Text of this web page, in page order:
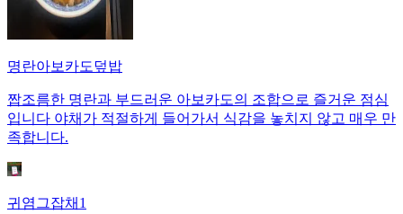
명란아보카도덮밥
짭조름한 명란과 부드러운 아보카도의 조합으로 즐거운 점심
입니다 야채가 적절하게 들어가서 식감을 놓치지 않고 매우 만
족합니다.
귀염그잡채1